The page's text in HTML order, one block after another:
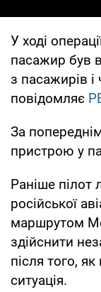
У ході
пасажир був
з пасажирів
повідомляє
За
пристрою у
Раніше пілот
російської
маршрутом
здійснити
після того,
ситуація.